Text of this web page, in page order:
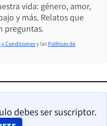
vida: género, amor,
y más. Relatos que
preguntas.
y Condicionesy las Políticas de
debes ser suscriptor.